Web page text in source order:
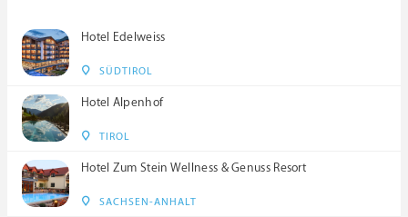
Hotel Edelweiss
SÜDTIROL
Hotel Alpenhof
TIROL
Hotel Zum Stein Wellness & Genuss Resort
SACHSEN-ANHALT